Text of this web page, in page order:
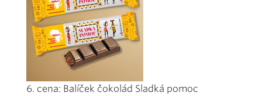
6. cena: Balíček čokolád Sladká pomoc